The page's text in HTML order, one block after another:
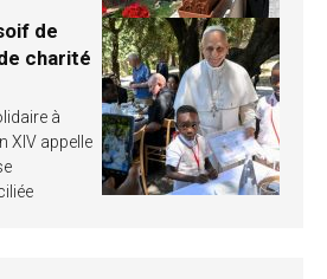
de
charité
à
XIV appelle